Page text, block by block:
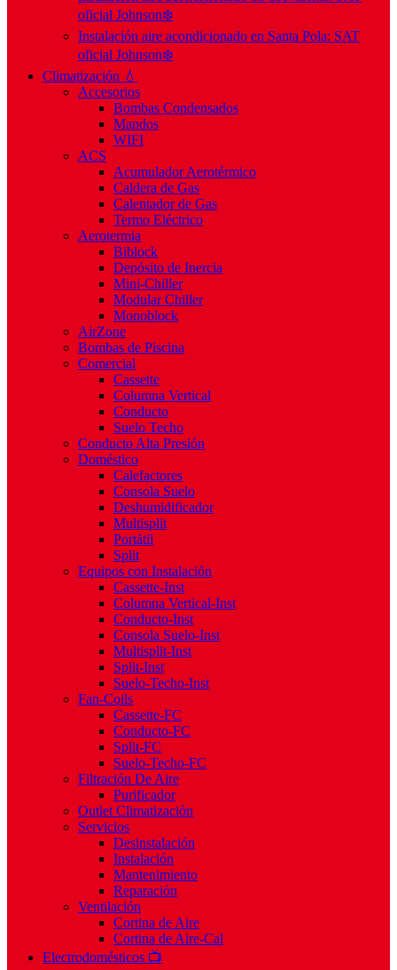
oficial Johnson❄️
Instalación aire acondicionado en Santa Pola: SAT
oficial Johnson❄️
Climatización 💧
Accesorios
Bombas Condensados
Mandos
WIFI
ACS
Acumulador Aerotérmico
Caldera de Gas
Calentador de Gas
Termo Eléctrico
Aerotermia
Biblock
Depósito de Inercia
Mini-Chiller
Modular Chiller
Monoblock
AirZone
Bombas de Piscina
Comercial
Cassette
Columna Vertical
Conducto
Suelo Techo
Conducto Alta Presión
Doméstico
Calefactores
Consola Suelo
Deshumidificador
Multisplit
Portátil
Split
Equipos con Instalación
Cassette-Inst
Columna Vertical-Inst
Conducto-Inst
Consola Suelo-Inst
Multisplit-Inst
Split-Inst
Suelo-Techo-Inst
Fan-Coils
Cassette-FC
Conducto-FC
Split-FC
Suelo-Techo-FC
Filtración De Aire
Purificador
Outlet Climatización
Servicios
Desinstalación
Instalación
Mantenimiento
Reparación
Ventilación
Cortina de Aire
Cortina de Aire-Cal
Electrodomésticos 📺